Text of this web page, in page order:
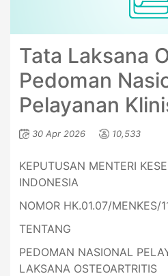
Tata Laksana
Pedoman
Pelayanan
30 Apr 2026 10,533
KEPUTUSAN MENTERI
INDONESIA
NOMOR HK.01.07/MENKES/
TENTANG
PEDOMAN NASIONAL
LAKSANA OSTEOARTRITIS